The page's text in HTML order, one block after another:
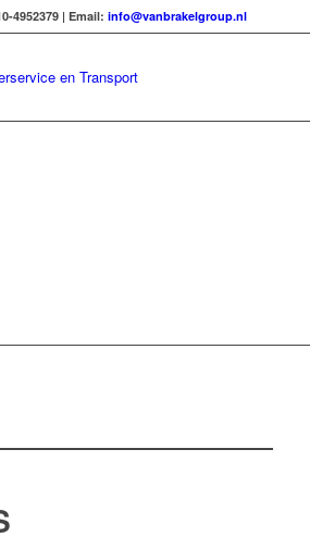
4952379 | Email: info@vanbrakelgroup.nl